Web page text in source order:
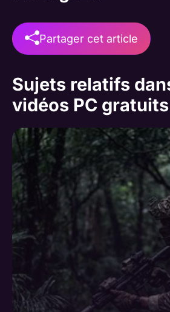
Partager cet article
Sujets relatifs
vidéos PC